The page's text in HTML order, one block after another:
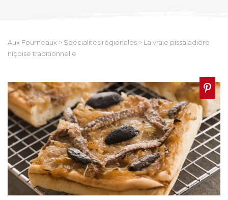
Aux Fourneaux > Spécialités régionales > La vraie pissaladière
niçoise traditionnelle